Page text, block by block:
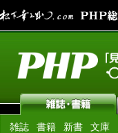
雑誌 書籍 新書 文庫